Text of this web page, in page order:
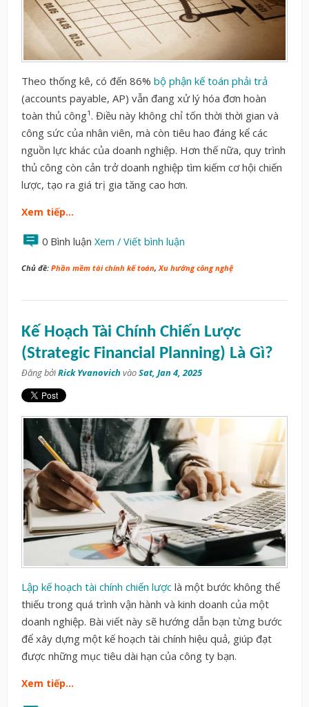
Theo thống kê, có đến 86% bộ phận kế toán phải trả
(accounts payable, AP) vẫn đang xử lý hóa đơn hoàn
toàn thủ công¹. Điều này không chỉ tốn thời thời gian và
công sức của nhân viên, mà còn tiêu hao đáng kể các
nguồn lực khác của doanh nghiệp. Hơn thế nữa, quy trình
thủ công còn cản trở doanh nghiệp tìm kiếm cơ hội chiến
lược, tạo ra giá trị gia tăng cao hơn.
Xem tiếp…
0 Bình luận Xem / Viết bình luận
Chủ đề: Phần mềm tài chính kế toán,Xu hướng công nghệ
Kế Hoạch Tài Chính Chiến Lược
(Strategic Financial Planning) Là Gì?
Đăng bởiRick Yvanovich vàoSat, Jan 4, 2025
Lập kế hoạch tài chính chiến lược là một bước không thể
thiếu trong quá trình vận hành và kinh doanh của một
doanh nghiệp. Bài viết này sẽ hướng dẫn bạn từng bước
để xây dựng một kế hoạch tài chính hiệu quả, giúp đạt
được những mục tiêu dài hạn của công ty bạn.
Xem tiếp…